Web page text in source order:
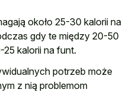
około 25-30 kalorii na
gdy te między 20-50
kalorii na funt.
potrzeb może
z nią problemom